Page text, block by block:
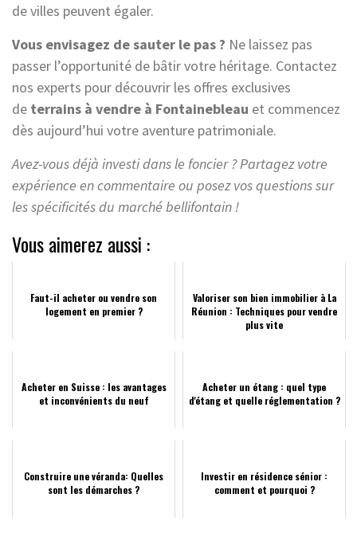
de villes peuvent égaler.
Vous envisagez de sauter le pas ? Ne laissez pas
passer l’opportunité de bâtir votre héritage. Contactez
nos experts pour découvrir les offres exclusives
de terrains à vendre à Fontainebleau et commencez
dès aujourd’hui votre aventure patrimoniale.
Avez-vous déjà investi dans le foncier ? Partagez votre
expérience en commentaire ou posez vos questions sur
les spécificités du marché bellifontain !
Vous aimerez aussi :
Faut-il acheter ou vendre son
logement en premier ?
Valoriser son bien immobilier à La
Réunion : Techniques pour vendre
plus vite
Acheter en Suisse : les avantages
et inconvénients du neuf
Acheter un étang : quel type
d'étang et quelle réglementation ?
Construire une véranda: Quelles
sont les démarches ?
Investir en résidence sénior :
comment et pourquoi ?